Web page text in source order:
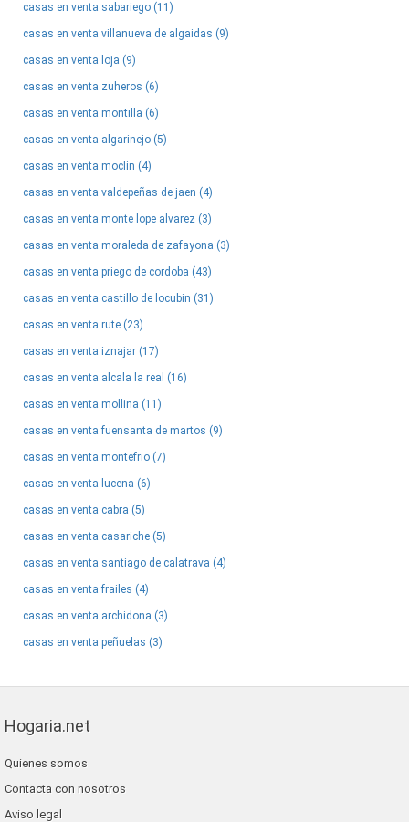
casas en venta sabariego (11)
casas en venta villanueva de algaidas (9)
casas en venta loja (9)
casas en venta zuheros (6)
casas en venta montilla (6)
casas en venta algarinejo (5)
casas en venta moclin (4)
casas en venta valdepeñas de jaen (4)
casas en venta monte lope alvarez (3)
casas en venta moraleda de zafayona (3)
casas en venta priego de cordoba (43)
casas en venta castillo de locubin (31)
casas en venta rute (23)
casas en venta iznajar (17)
casas en venta alcala la real (16)
casas en venta mollina (11)
casas en venta fuensanta de martos (9)
casas en venta montefrio (7)
casas en venta lucena (6)
casas en venta cabra (5)
casas en venta casariche (5)
casas en venta santiago de calatrava (4)
casas en venta frailes (4)
casas en venta archidona (3)
casas en venta peñuelas (3)
Hogaria.net
Quienes somos
Contacta con nosotros
Aviso legal